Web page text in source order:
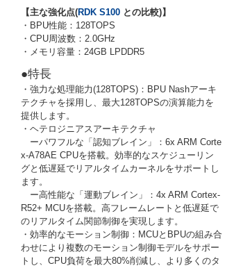
【主な強化点(RDK S100 との比較)】
・BPU性能：128TOPS
・CPU周波数：2.0GHz
・メモリ容量：24GB LPDDR5
●特長
・強力な処理能力(128TOPS)：BPU Nashアーキ
テクチャを採用し、最大128TOPSの演算能力を
提供します。
・ヘテロジニアスアーキテクチャ
ーパワフルな「認知ブレイン」：6x ARM Corte
x-A78AE CPUを搭載。効率的なスケジューリン
グと低遅延でリアルタイムカーネルをサポートし
ます。
ー高性能な「運動ブレイン」：4x ARM Cortex-
R52+ MCUを搭載。高フレームレートと低遅延で
のリアルタイム関節制御を実現します。
・効率的なモーション制御：MCUとBPUの組み合
わせにより複数のモーション制御モデルをサポー
トし、CPU負荷を最大80%削減し、より多くのタ